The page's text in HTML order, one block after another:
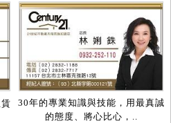
30年的專業知識與技能，用最真誠
的態度、將心比心，..